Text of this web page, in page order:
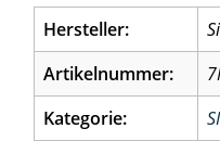
Hersteller:
Artikelnummer:
Kategorie: